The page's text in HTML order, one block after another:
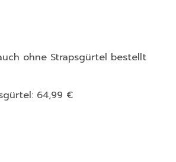
ohne Strapsgürtel bestellt
64,99 €